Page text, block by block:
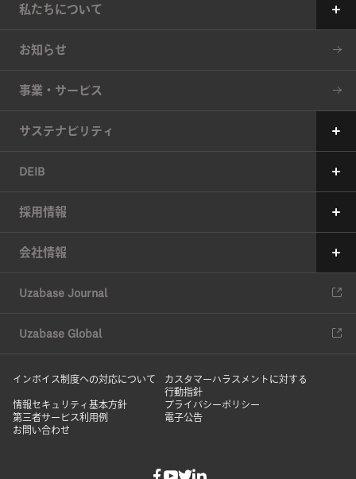
私たちについて
Our Mission
お知らせ
事業・サービス
サステナビリティ
サステナビリティへの考え方
マテリアリティの特定アプローチ
ESG推進体制
DEIB
メッセージ
コミットメント
DEIBレポート
採用情報
メッセージ
ユーザベースの働き方
HRハンドブック
DEIBレポート
社員紹介
会社情報
会社情報
オフィス
メディアキット
Uzabase Journal
Uzabase Global
インボイス制度への対応について
カスタマーハラスメントに対する
行動指針
情報セキュリティ基本方針
プライバシーポリシー
第三者サービス利用例
電子公告
お問い合わせ